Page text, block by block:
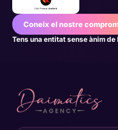
Coneix el nostre
Tens una entitat sense ànim